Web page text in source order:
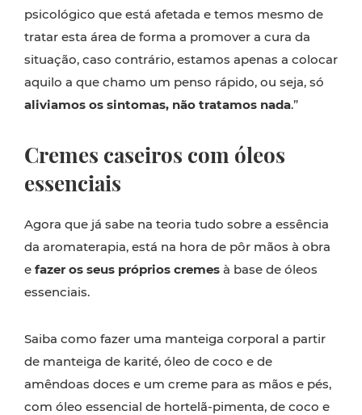
psicológico que está afetada e temos mesmo de
tratar esta área de forma a promover a cura da
situação, caso contrário, estamos apenas a colocar
aquilo a que chamo um penso rápido, ou seja, só
aliviamos os sintomas, não tratamos nada.”
Cremes caseiros com óleos
essenciais
Agora que já sabe na teoria tudo sobre a essência
da aromaterapia, está na hora de pôr mãos à obra
e fazer os seus próprios cremes à base de óleos
essenciais.
Saiba como fazer uma manteiga corporal a partir
de manteiga de karité, óleo de coco e de
amêndoas doces e um creme para as mãos e pés,
com óleo essencial de hortelã-pimenta, de coco e